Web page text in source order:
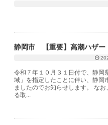
静岡市 【重要】高潮ハザー
令和７年１０月３１日付で、静岡
域」を指定したことに伴い、静岡
ましたのでお知らせします。 な
る取...